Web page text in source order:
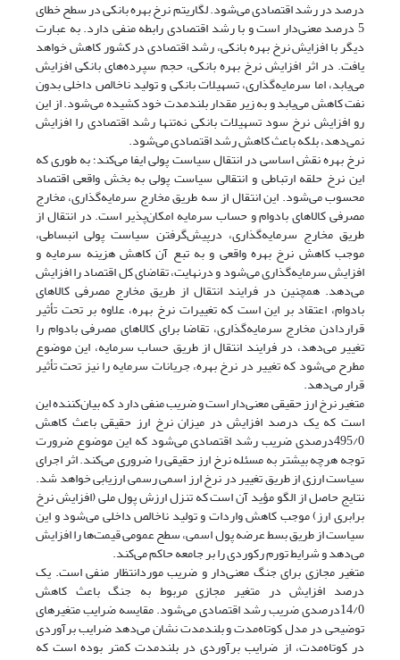
درصد در رشد اقتصادی می‌شود. لگاریتم نرخ بهره بانکی در سطح خطای
5 درصد معنی‌دار است و با رشد اقتصادی رابطه منفی دارد. به عبارت
دیگر با افزایش نرخ بهره بانکی، رشد اقتصادی در کشور کاهش خواهد
یافت. در اثر افزایش نرخ بهره بانکی، حجم سپرده‌های بانکی افزایش
می‌یابد، اما سرمایه‌گذاری، تسهیلات بانکی و تولید ناخالص داخلی بدون
نفت کاهش می‌یابد و به زیر مقدار بلندمدت خود کشیده می‌شود. از این
رو افزایش نرخ سود تسهیلات بانکی نه‌تنها رشد اقتصادی را افزایش
نمی‌دهد، بلکه باعث کاهش رشد اقتصادی می‌شود.
نرخ بهره نقش اساسی در انتقال سیاست پولی ایفا می‌کند؛ به طوری که
این نرخ حلقه ارتباطی و انتقالی سیاست پولی به بخش واقعی اقتصاد
محسوب می‌شود. این انتقال از سه طریق مخارج سرمایه‌گذاری، مخارج
مصرفی کالاهای بادوام و حساب سرمایه امکان‌پذیر است. در انتقال از
طریق مخارج سرمایه‌گذاری، درپیش‌گرفتن سیاست پولی انبساطی،
موجب کاهش نرخ بهره واقعی و به تبع آن کاهش هزینه سرمایه و
افزایش سرمایه‌گذاری می‌شود و درنهایت، تقاضای کل اقتصاد را افزایش
می‌دهد. همچنین در فرایند انتقال از طریق مخارج مصرفی کالاهای
بادوام، اعتقاد بر این است که تغییرات نرخ بهره، علاوه بر تحت تأثیر
قراردادن مخارج سرمایه‌گذاری، تقاضا برای کالاهای مصرفی بادوام را
تغییر می‌دهد، در فرایند انتقال از طریق حساب سرمایه، این موضوع
مطرح می‌شود که تغییر در نرخ بهره، جریانات سرمایه را نیز تحت تأثیر
قرار می‌دهد.
متغیر نرخ ارز حقیقی معنی‌دار است و ضریب منفی دارد که بیان‌کننده این
است که یک درصد افزایش در میزان نرخ ارز حقیقی باعث کاهش
495/0‌درصدی ضریب رشد اقتصادی می‌شود که این موضوع ضرورت
توجه هرچه بیشتر به مسئله نرخ ارز حقیقی را ضروری می‌کند. اثر اجرای
سیاست ارزی از طریق تغییر در نرخ ارز اسمی رسمی ارزیابی خواهد شد.
نتایج حاصل از الگو مؤید آن است که تنزل ارزش پول ملی (افزایش نرخ
برابری ارز) موجب کاهش واردات و تولید ناخالص داخلی می‌شود و این
سیاست از طریق بسط عرضه پول اسمی، سطح عمومی قیمت‌ها را افزایش
می‌دهد و شرایط تورم رکوردی را بر جامعه حاکم می‌کند.
متغیر مجازی برای جنگ معنی‌دار و ضریب مورد‌انتظار منفی است. یک
درصد افزایش در متغیر مجازی مربوط به جنگ باعث کاهش
14/0‌درصدی ضریب رشد اقتصادی می‌شود. مقایسه ضرایب متغیرهای
توضیحی در مدل کوتاه‌مدت و بلندمدت نشان می‌دهد ضرایب برآوردی
در کوتاه‌مدت، از ضرایب برآوردی در بلندمدت کمتر بوده است که